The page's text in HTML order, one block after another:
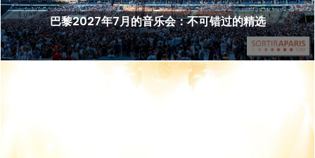
巴黎2027年7月的音乐会：不可错过的精选